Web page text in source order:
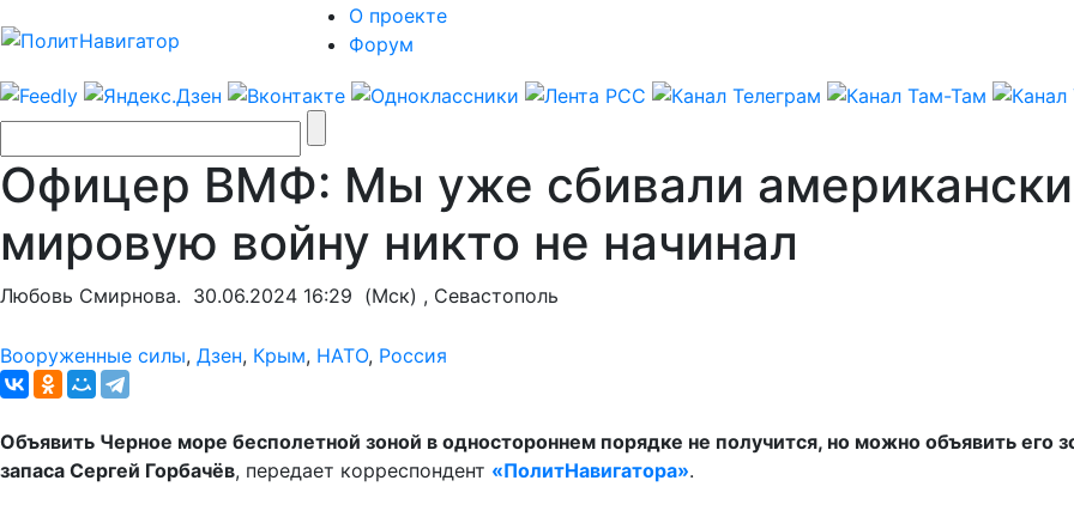
О проекте
Форум
Офицер ВМФ: Мы уже сбивали
мировую войну никто не начинал
Любовь Смирнова. 30.06.2024 16:29 (Мск) , Севастополь
Вооруженные силы, Дзен, Крым, НАТО, Россия
Объявить Черное море бесполетной зоной в одностороннем порядке не получится, но можно объявить его
запаса Сергей Горбачёв, передает корреспондент «ПолитНавигатора».